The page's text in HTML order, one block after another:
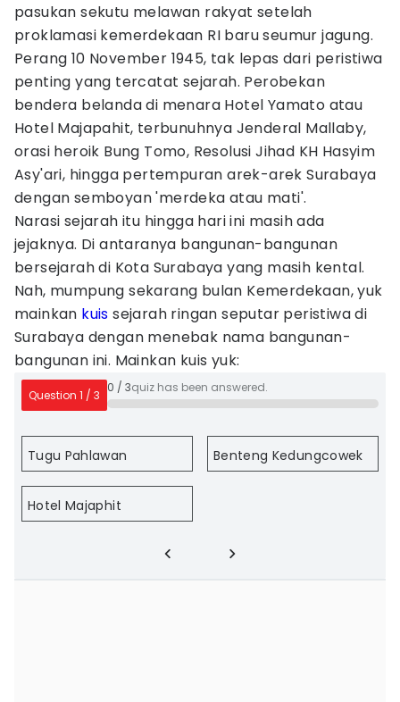
pasukan sekutu melawan rakyat setelah
proklamasi kemerdekaan RI baru seumur jagung.
Perang 10 November 1945, tak lepas dari peristiwa
penting yang tercatat sejarah. Perobekan
bendera belanda di menara Hotel Yamato atau
Hotel Majapahit, terbunuhnya Jenderal Mallaby,
orasi heroik Bung Tomo, Resolusi Jihad KH Hasyim
Asy'ari, hingga pertempuran arek-arek Surabaya
dengan semboyan 'merdeka atau mati'.
Narasi sejarah itu hingga hari ini masih ada
jejaknya. Di antaranya bangunan-bangunan
bersejarah di Kota Surabaya yang masih kental.
Nah, mumpung sekarang bulan Kemerdekaan, yuk
mainkan kuis sejarah ringan seputar peristiwa di
Surabaya dengan menebak nama bangunan-
bangunan ini. Mainkan kuis yuk:
Question 1 / 3
0 / 3quiz has been answered.
Tugu Pahlawan Benteng Kedungcowek
Hotel Majaphit